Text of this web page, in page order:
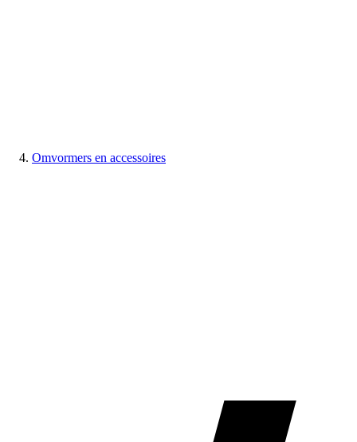
Omvormers en accessoires